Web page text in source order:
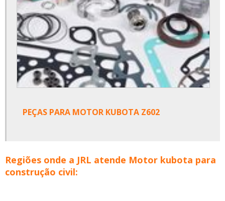
PEÇAS PARA MOTOR KUBOTA Z602
Regiões onde a JRL atende Motor kubota para
construção civil: